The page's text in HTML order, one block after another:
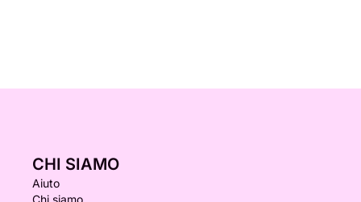
CHI SIAMO
Aiuto
Chi siamo